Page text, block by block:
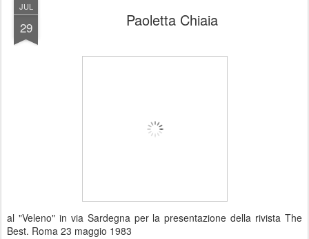
JUL
29 Paoletta Chiaia
al "Veleno" in via Sardegna per la presentazione della rivista The
Best. Roma 23 maggio 1983